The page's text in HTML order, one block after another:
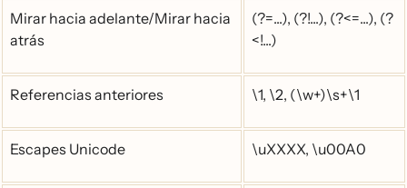
Mirar hacia adelante/Mirar hacia
atrás
(?=...), (?!...), (?<=...), (?
<!...)
Referencias anteriores \1, \2, (\w+)\s+\1
Escapes Unicode \uXXXX, \u00A0